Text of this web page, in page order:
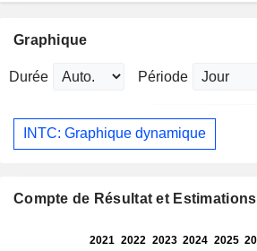
Graphique
Durée Période
INTC: Graphique dynamique
Compte de Résultat et Estimations